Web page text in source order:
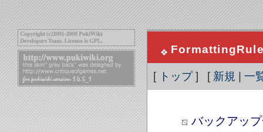
[ トップ] [ 新規 一
バックアッ